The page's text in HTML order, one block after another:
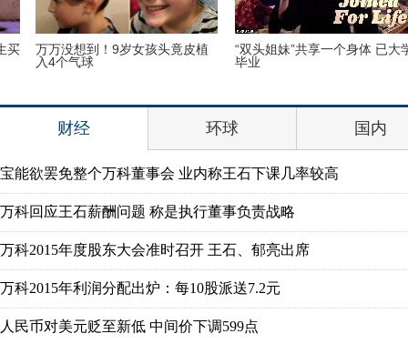
“双头姐妹”共享一个身体 已大学
三万英尺高空下的地球 没想到竟
如此美丽
财经 环球 国内
宝能欲罢免整个万科董事会 业内称王石下课几率较高
万科回应王石薪酬问题 称是执行董事负责战略
万科2015年度股东大会准时召开 王石、郁亮出席
万科2015年利润分配出炉：每10股派送7.2元
人民币对美元贬至新低 中间价下调599点